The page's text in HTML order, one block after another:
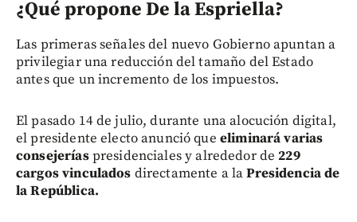
¿Qué propone De la Espriella?
Las primeras señales del nuevo Gobierno apuntan a
privilegiar una reducción del tamaño del Estado
antes que un incremento de los impuestos.
El pasado 14 de julio, durante una alocución digital,
el presidente electo anunció que eliminará varias
consejeríaspresidenciales y alrededor de 229
cargos vinculados directamente a laPresidencia de
la República.